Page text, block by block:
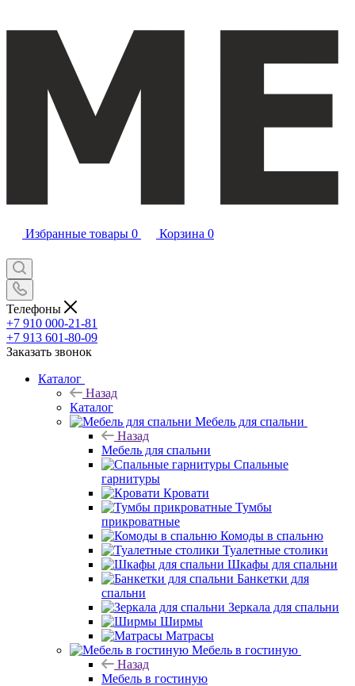
Избранные товары 0 Корзина 0
Телефоны
+7 910 000-21-81
+7 913 601-80-09
Заказать звонок
Каталог
Назад
Каталог
Мебель для спальни
Назад
Мебель для спальни
Спальные
гарнитуры
Кровати
Тумбы
прикроватные
Комоды в спальню
Туалетные столики
Шкафы для спальни
Банкетки для
спальни
Зеркала для спальни
Ширмы
Матрасы
Мебель в гостиную
Назад
Мебель в гостиную